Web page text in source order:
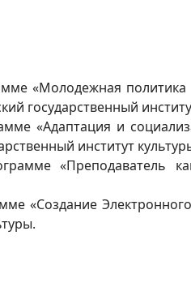
«Молодежная политика
государственный
«Адаптация и
институт
«Преподаватель
«Создание